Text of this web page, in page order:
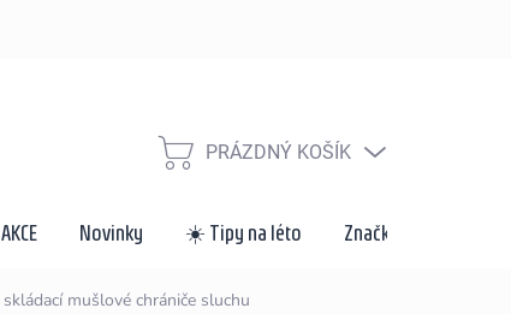
NÁKUPNÍ
PRÁZDNÝ KOŠÍK
AKCE Novinky ☀️ Tipy na léto Značky
skládací mušlové chrániče sluchu